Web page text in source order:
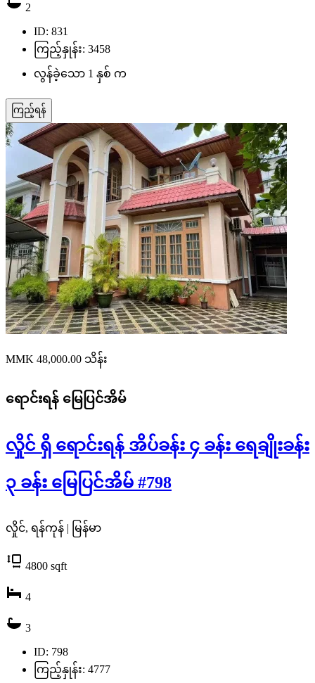
2
ID: 831
ကြည့်နှုန်း: 3458
လွန်ခဲ့သော 1 နှစ် က
ကြည့်ရန်
MMK 48,000.00 သိန်း
ရောင်းရန် မြေပြင်အိမ်
လှိုင် ရှိ ရောင်းရန် အိပ်ခန်း ၄ ခန်း ရေချိုးခန်း
၃ ခန်း မြေပြင်အိမ် #798
လှိုင်, ရန်ကုန် | မြန်မာ
4800 sqft
4
3
ID: 798
ကြည့်နှုန်း: 4777